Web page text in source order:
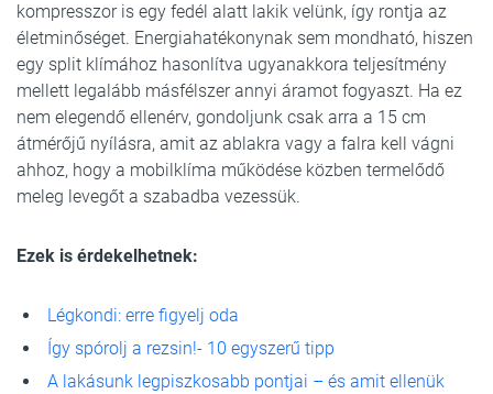
kompresszor is egy fedél alatt lakik velünk, így rontja az
életminőséget. Energiahatékonynak sem mondható, hiszen
egy split klímához hasonlítva ugyanakkora teljesítmény
mellett legalább másfélszer annyi áramot fogyaszt. Ha ez
nem elegendő ellenérv, gondoljunk csak arra a 15 cm
átmérőjű nyílásra, amit az ablakra vagy a falra kell vágni
ahhoz, hogy a mobilklíma működése közben termelődő
meleg levegőt a szabadba vezessük.
Ezek is érdekelhetnek:
Légkondi: erre figyelj oda
Így spórolj a rezsin!- 10 egyszerű tipp
A lakásunk legpiszkosabb pontjai – és amit ellenük